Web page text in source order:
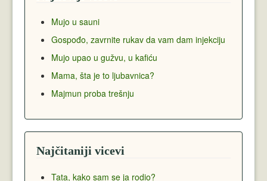
Mujo u sauni
Gospođo, zavrnite rukav da vam dam injekciju
Mujo upao u gužvu, u kafiću
Mama, šta je to ljubavnica?
Majmun proba trešnju
Najčitaniji vicevi
Tata, kako sam se ja rodio?